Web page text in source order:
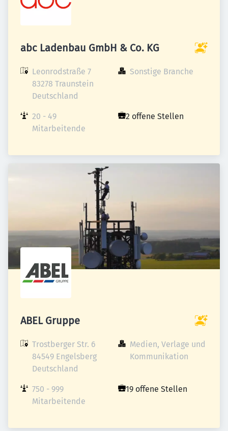
abc Ladenbau GmbH & Co. KG
Leonrodstraße 7
83278 Traunstein
Deutschland
Sonstige Branche
20 - 49
Mitarbeitende
2 offene Stellen
ABEL Gruppe
Trostberger Str. 6
84549 Engelsberg
Deutschland
Medien, Verlage und
Kommunikation
750 - 999
Mitarbeitende
19 offene Stellen